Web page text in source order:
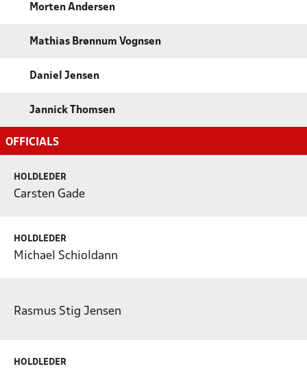
Morten Andersen
Mathias Brønnum Vognsen
Daniel Jensen
Jannick Thomsen
OFFICIALS
HOLDLEDER
Carsten Gade
HOLDLEDER
Michael Schioldann
Rasmus Stig Jensen
HOLDLEDER